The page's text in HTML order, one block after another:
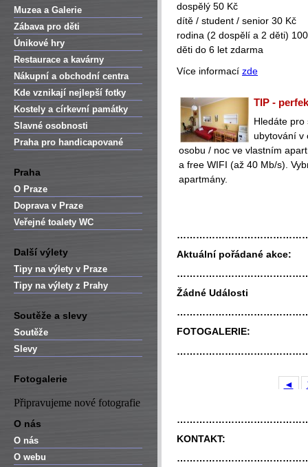
Muzea a Galerie
Zábava pro děti
Únikové hry
Restaurace a kavárny
Nákupní a obchodní centra
Kde vznikají nejlepší fotky
Kostely a církevní památky
Slavné osobnosti
Praha pro handicapované
Praha
O Praze
Doprava v Praze
Veřejné toalety WC
Další výlety
Tipy na výlety v Praze
Tipy na výlety z Prahy
Soutěže a slevy
Soutěže
Slevy
Fotogalerie
Připravujeme nové fotografie
O nás
O nás
O webu
dospělý 50 Kč
dítě / student / senior 30 Kč
rodina (2 dospělí a 2 děti)
děti do 6 let zdarma
Více informací zde
TIP -
Hledáte pro
ubytování v
osobu / noc ve vlastním
a free WIFI (až 40 Mb/s).
apartmány.
Aktuální pořádané akce:
Žádné Události
FOTOGALERIE:
◄
KONTAKT: